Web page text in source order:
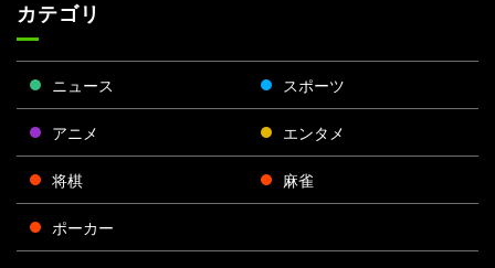
カテゴリ
ニュース スポーツ
アニメ エンタメ
将棋 麻雀
ポーカー